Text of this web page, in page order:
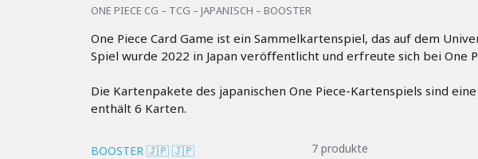
ONE PIECE CG – TCG – JAPANISCH – BOOSTER
One Piece Card Game ist ein Sammelkartenspiel, das auf dem
Spiel wurde 2022 in Japan veröffentlicht und erfreute sich bei
Die Kartenpakete des japanischen One Piece-Kartenspiels sind
enthält 6 Karten.
BOOSTER 🇯🇵 🇯🇵 7 produkte